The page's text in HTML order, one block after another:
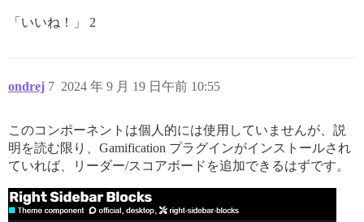
「いいね！」 2
ondrej 2024 年 9 月 19 日午前 10:55
7
このコンポーネントは個人的には使用していませんが、説
明を読む限り、Gamification プラグインがインストールされ
ていれば、リーダー/スコアボードを追加できるはずです。